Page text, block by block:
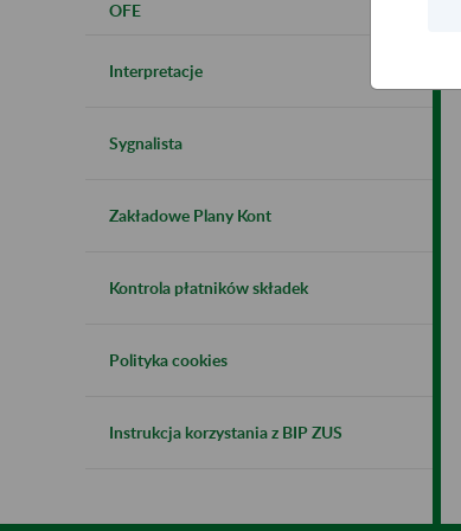
OFE
Interpretacje
Sygnalista
Zakładowe Plany Kont
Kontrola płatników składek
Polityka cookies
Instrukcja korzystania z BIP ZUS